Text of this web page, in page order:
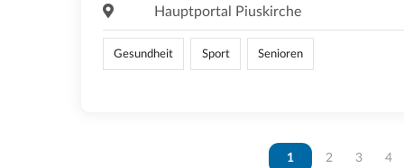
Hauptportal Piuskirche
Gesundheit Sport Senioren
Vous êtes sur la page
1 Vous êtes sur
2 Vous
3 4